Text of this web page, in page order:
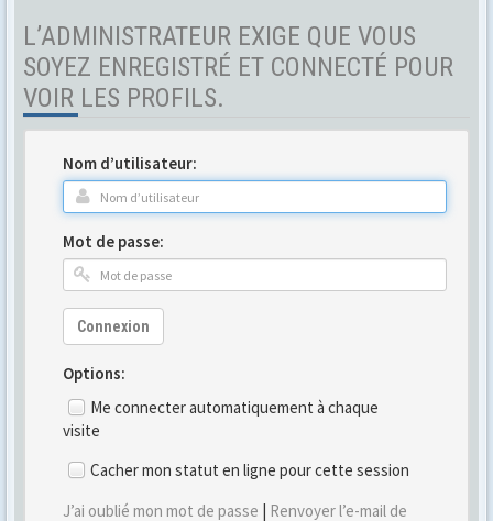
L’ADMINISTRATEUR EXIGE QUE VOUS
SOYEZ ENREGISTRÉ ET CONNECTÉ POUR
VOIR LES PROFILS.
Nom d’utilisateur:
Mot de passe:
Connexion
Options:
Me connecter automatiquement à chaque
visite
Cacher mon statut en ligne pour cette session
J’ai oublié mon mot de passe | Renvoyer l’e-mail de